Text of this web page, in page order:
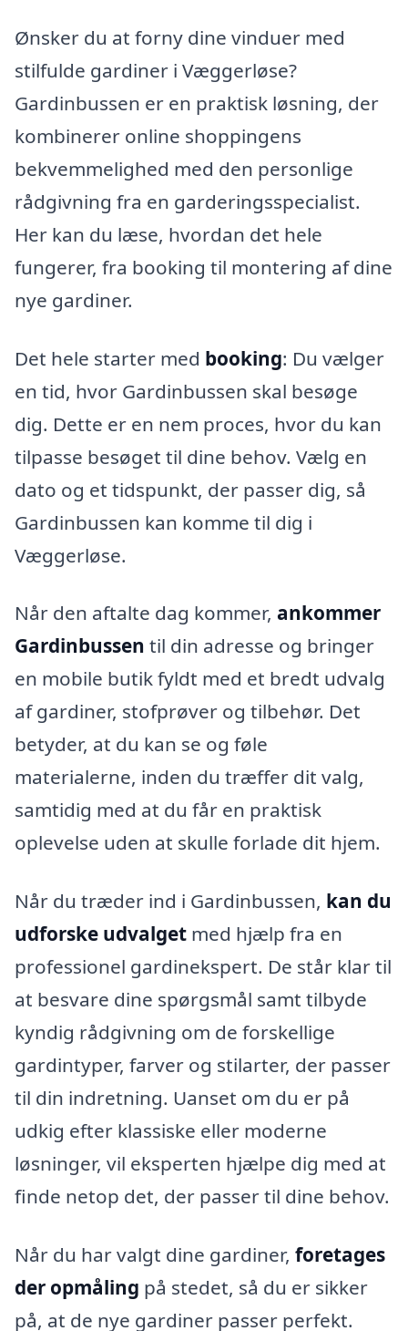
Ønsker du at forny dine vinduer med
stilfulde gardiner i Væggerløse?
Gardinbussen er en praktisk løsning, der
kombinerer online shoppingens
bekvemmelighed med den personlige
rådgivning fra en garderingsspecialist.
Her kan du læse, hvordan det hele
fungerer, fra booking til montering af dine
nye gardiner.
Det hele starter med booking: Du vælger
en tid, hvor Gardinbussen skal besøge
dig. Dette er en nem proces, hvor du kan
tilpasse besøget til dine behov. Vælg en
dato og et tidspunkt, der passer dig, så
Gardinbussen kan komme til dig i
Væggerløse.
Når den aftalte dag kommer, ankommer
Gardinbussen til din adresse og bringer
en mobile butik fyldt med et bredt udvalg
af gardiner, stofprøver og tilbehør. Det
betyder, at du kan se og føle
materialerne, inden du træffer dit valg,
samtidig med at du får en praktisk
oplevelse uden at skulle forlade dit hjem.
Når du træder ind i Gardinbussen, kan du
udforske udvalget med hjælp fra en
professionel gardinekspert. De står klar til
at besvare dine spørgsmål samt tilbyde
kyndig rådgivning om de forskellige
gardintyper, farver og stilarter, der passer
til din indretning. Uanset om du er på
udkig efter klassiske eller moderne
løsninger, vil eksperten hjælpe dig med at
finde netop det, der passer til dine behov.
Når du har valgt dine gardiner, foretages
der opmåling på stedet, så du er sikker
på, at de nye gardiner passer perfekt.